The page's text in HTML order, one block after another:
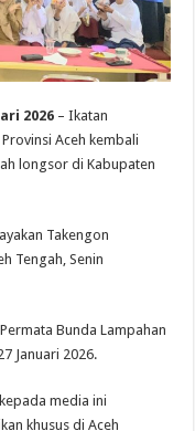
2026 – Ikatan
Aceh kembali
longsor di Kabupaten
Takengon
Tengah, Senin
Bunda Lampahan
Januari 2026.
media ini
khusus di Aceh